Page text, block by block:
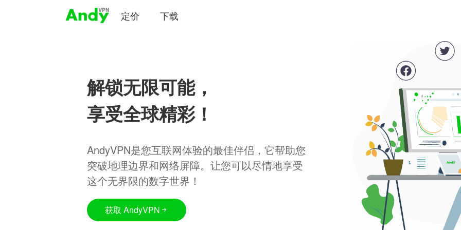
定价 下载
解锁无限可能，
享受全球精彩！
AndyVPN是您互联网体验的最佳伴侣，它帮助您
突破地理边界和网络屏障。让您可以尽情地享受
这个无界限的数字世界！
获取 AndyVPN